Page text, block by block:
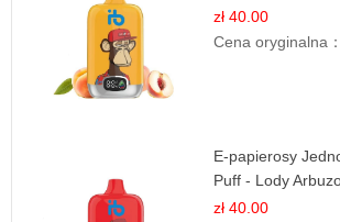
Owocowa
zł 40.00
Cena oryginalna
E-papierosy
Puff - Lody
Orzeźwiający
zł 40.00